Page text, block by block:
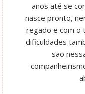
anos até se
nasce pronto,
regado e com o
dificuldades
são